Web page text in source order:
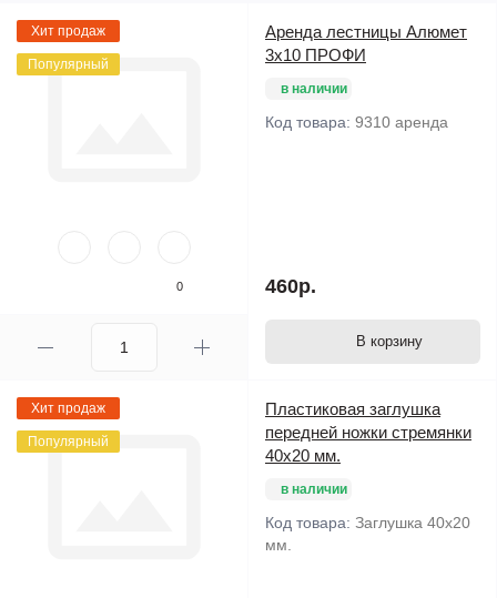
Хит продаж
Популярный
0
Аренда лестницы Алюмет
3х10 ПРОФИ
в наличии
Код товара: 9310 аренда
460р.
В корзину
Хит продаж
Популярный
Пластиковая заглушка
передней ножки стремянки
40х20 мм.
в наличии
Код товара: Заглушка 40х20
мм.